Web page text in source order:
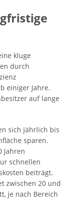
kluge
durch
einiger Jahre.
auf lange
sich jährlich bis
sparen.
Jahren
schnellen
beiträgt.
zwischen 20 und
je nach Bereich